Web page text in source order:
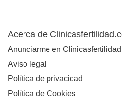
Acerca de
Anunciarme en
Aviso legal
Política de privacidad
Política de Cookies